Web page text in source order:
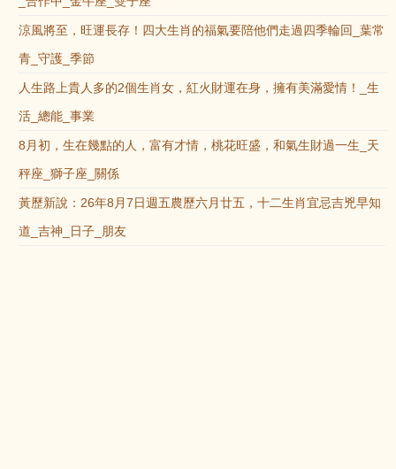
涼風將至，旺運長存！四大生肖的福氣要陪他們走過四季輪回_葉常
青_守護_季節
人生路上貴人多的2個生肖女，紅火財運在身，擁有美滿愛情！_生
活_總能_事業
8月初，生在幾點的人，富有才情，桃花旺盛，和氣生財過一生_天
秤座_獅子座_關係
黃歷新說：26年8月7日週五農歷六月廿五，十二生肖宜忌吉兇早知
道_吉神_日子_朋友